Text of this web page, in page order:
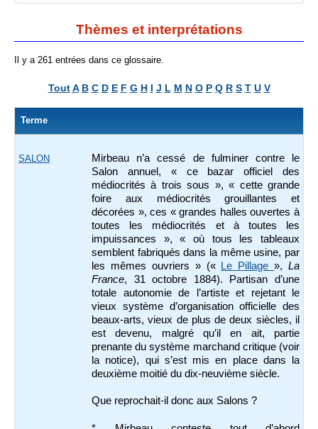
Thèmes et interprétations
Il y a 261 entrées dans ce glossaire.
Tout A B C D E F G H I J L M N O P Q R S T U V
Terme
SALON
Mirbeau n’a cessé de fulminer contre le
Salon annuel, « ce bazar officiel des
médiocrités à trois sous », « cette grande
foire aux médiocrités grouillantes et
décorées », ces « grandes halles ouvertes à
toutes les médiocrités et à toutes les
impuissances », « où tous les tableaux
semblent fabriqués dans la même usine, par
les mêmes ouvriers » (« Le Pillage», La
France, 31 octobre 1884). Partisan d’une
totale autonomie de l’artiste et rejetant le
vieux système d’organisation officielle des
beaux-arts, vieux de plus de deux siècles, il
est devenu, malgré qu’il en ait, partie
prenante du système marchand critique (voir
la notice), qui s’est mis en place dans la
deuxième moitié du dix-neuvième siècle.
Que reprochait-il donc aux Salons ?